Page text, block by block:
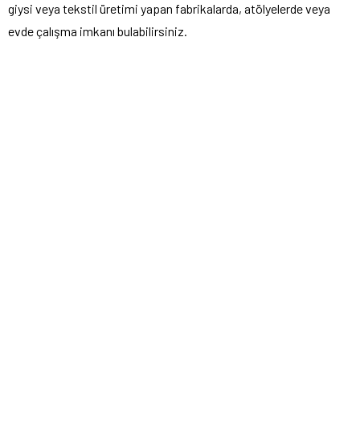
giysi veya tekstil üretimi yapan fabrikalarda, atölyelerde veya
evde çalışma imkanı bulabilirsiniz.